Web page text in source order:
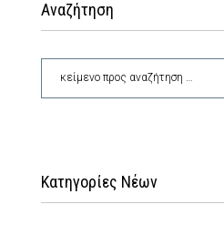
Αναζήτηση
Κατηγορίες Νέων